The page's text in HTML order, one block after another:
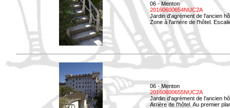
06 - Menton
20160600654NUC2A
Jardin d'agrément de l'ancien
Zone à l'arrière de l'hôtel.
06 - Menton
20160600655NUC2A
Jardin d'agrément de l'ancien
Arrière de l'hôtel. Au premier